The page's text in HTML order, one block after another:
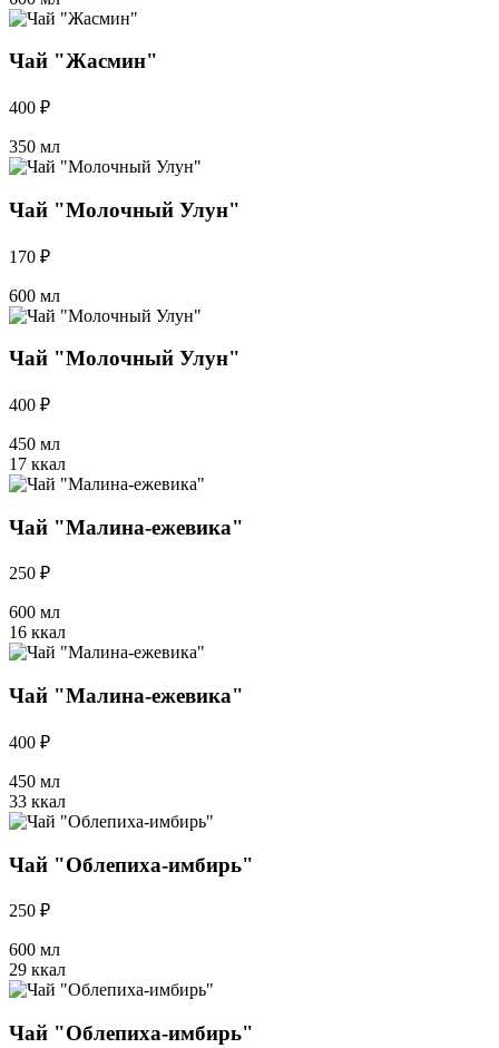
Чай "Жасмин"
400 ₽
350 мл
Чай "Молочный Улун"
170 ₽
600 мл
Чай "Молочный Улун"
400 ₽
450 мл
17 ккал
Чай "Малина-ежевика"
250 ₽
600 мл
16 ккал
Чай "Малина-ежевика"
400 ₽
450 мл
33 ккал
Чай "Облепиха-имбирь"
250 ₽
600 мл
29 ккал
Чай "Облепиха-имбирь"